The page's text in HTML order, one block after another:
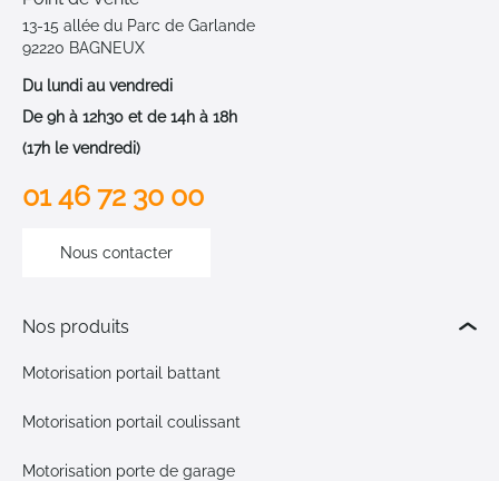
13-15 allée du Parc de Garlande
92220 BAGNEUX
Du lundi au vendredi
De 9h à 12h30 et de 14h à 18h
(17h le vendredi)
01 46 72 30 00
Nous contacter
Nos produits
Motorisation portail battant
Motorisation portail coulissant
Motorisation porte de garage